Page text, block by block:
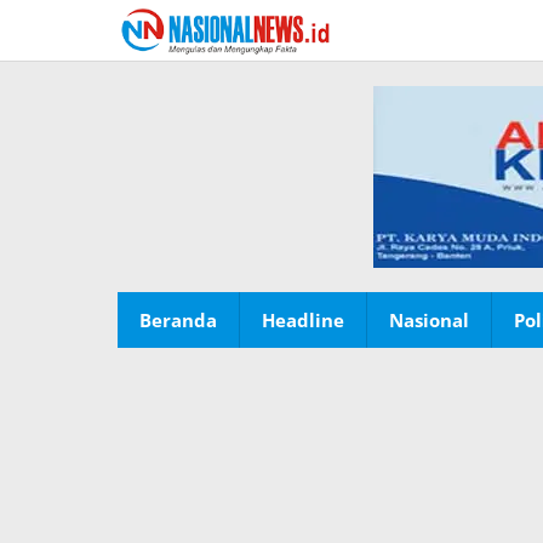
konten
Beranda Headline Nasional